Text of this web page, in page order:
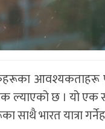
आवश्यकताहरू
ल्याएको छ । यो
साथै भारत यात्रा